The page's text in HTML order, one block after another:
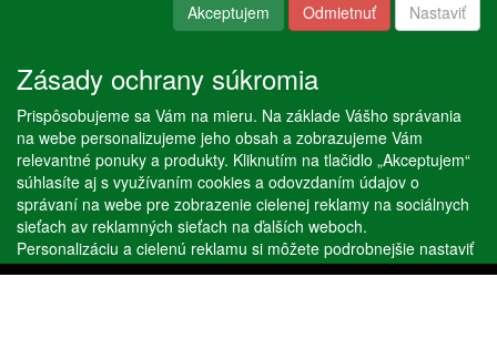
Naše služby
Servis
Predaj akváriových rýb
Predaj akváriových rastlín
Copyright © Stöckl spol. s r. o. 2020, powered byABRA E-shop
Akceptujem Odmietnuť Nastaviť
Zásady ochrany súkromia
Prispôsobujeme sa Vám na mieru. Na základe Vášho správania
na webe personalizujeme jeho obsah a zobrazujeme Vám
relevantné ponuky a produkty. Kliknutím na tlačidlo „Akceptujem“
súhlasíte aj s využívaním cookies a odovzdaním údajov o
správaní na webe pre zobrazenie cielenej reklamy na sociálnych
sieťach av reklamných sieťach na ďalších weboch.
Personalizáciu a cielenú reklamu si môžete podrobnejšie nastaviť
alebo kedykoľvek vypnúť po kliknutí na tlačidlo „Nastaviť“.